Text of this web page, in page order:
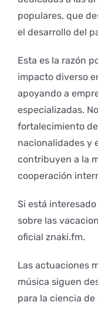
populares, que
el desarrollo del
Esta es la razón
impacto diverso
apoyando a
especializadas.
fortalecimiento
nacionalidades y
contribuyen a la
cooperación
Si está
sobre las
oficial znaki.fm.
Las actuaciones
música siguen
para la ciencia de